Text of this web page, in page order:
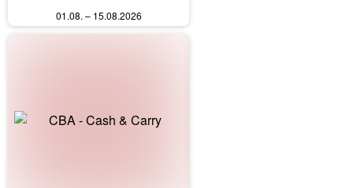
01.08. – 15.08.2026